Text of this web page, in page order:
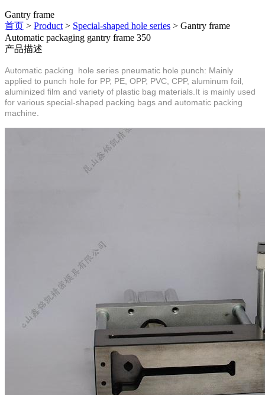
Gantry frame
首页 > Product > Special-shaped hole series > Gantry frame
Automatic packaging gantry frame 350
产品描述
Automatic packing hole series pneumatic hole punch: Mainly
applied to punch hole for PP, PE, OPP, PVC, CPP, aluminum foil,
aluminized film and variety of plastic bag materials.It is mainly used
for various special-shaped packing bags and automatic packing
machine.